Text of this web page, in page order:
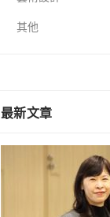
其他
最新文章